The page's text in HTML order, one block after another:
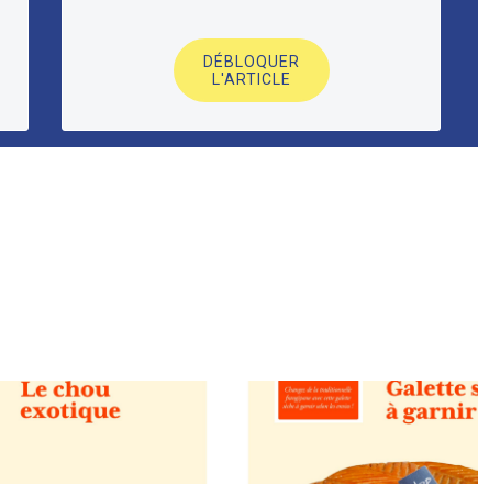
DÉBLOQUER
L'ARTICLE